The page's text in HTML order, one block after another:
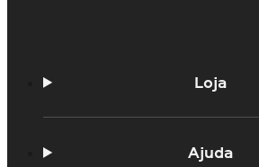
Loja
Produtos para Mac Ajuda